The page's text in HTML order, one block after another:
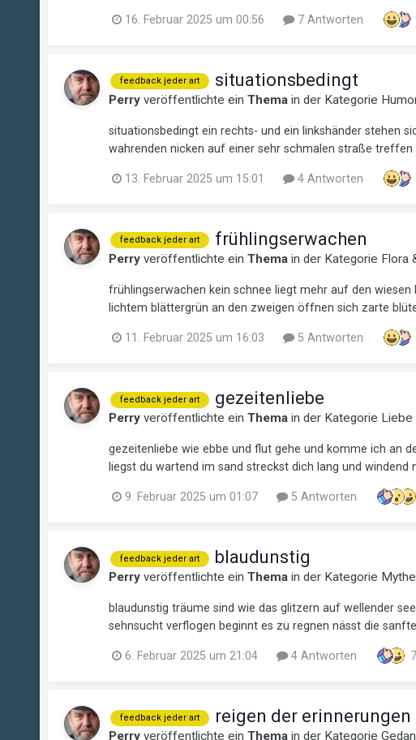
16. Februar 2025 um 00:56 7 Antworten
feedback jeder art situationsbedingt
Perryveröffentlichte ein Themain der Kategorie
situationsbedingt ein rechts- und ein linkshänder stehen
wahrenden nicken auf einer sehr schmalen straße treffen
13. Februar 2025 um 15:01 4 Antworten
feedback jeder art frühlingserwachen
Perryveröffentlichte ein Themain der Kategorie Flora
frühlingserwachen kein schnee liegt mehr auf den
lichtem blättergrün an den zweigen öffnen sich zarte
11. Februar 2025 um 16:03 5 Antworten
feedback jeder art gezeitenliebe
Perryveröffentlichte ein Themain der Kategorie
gezeitenliebe wie ebbe und flut gehe und komme ich an
liegst du wartend im sand streckst dich lang und
9. Februar 2025 um 01:07 5 Antworten
feedback jeder art blaudunstig
Perryveröffentlichte ein Themain der Kategorie
blaudunstig träume sind wie das glitzern auf wellender
sehnsucht verflogen beginnt es zu regnen nässt die
6. Februar 2025 um 21:04 4 Antworten 7
feedback jeder art reigen der erinnerungen
Perryveröffentlichte ein Themain der Kategorie